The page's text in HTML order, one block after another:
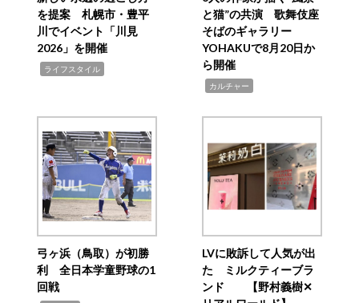
を提案 札幌市・豊平
川でイベント「川見
2026」を開催
ライフスタイル
と猫”の共演 歌舞伎座
そばのギャラリー
YOHAKUで8月20日か
ら開催
カルチャー
弓ヶ浜（鳥取）が初勝
利 全日本学童野球の1
回戦
LVに敗訴して人気が出
た ミルクティーブラ
ンド 【野村義樹✕